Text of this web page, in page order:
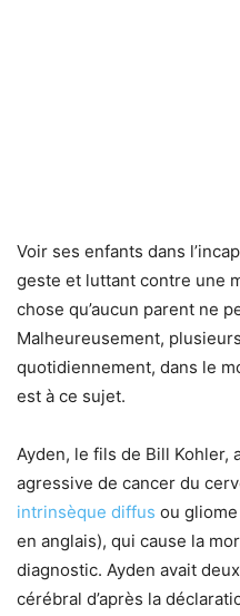
Voir ses enfants dans
geste et luttant contre une
chose qu’aucun parent ne
Malheureusement,
quotidiennement, dans le
est à ce sujet.
Ayden, le fils de Bill Kohler,
agressive de cancer du
intrinsèque diffus ou
en anglais), qui cause la
diagnostic. Ayden avait
cérébral d’après la